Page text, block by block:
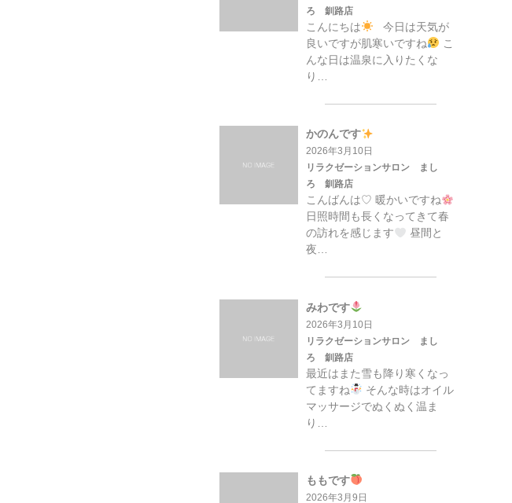
ろ 釧路店
こんにちは
今日は天気が
良いですが肌寒いですね
こ
んな日は温泉に入りたくな
り…
かのんです
2026年3月10日
リラクゼーションサロン まし
ろ 釧路店
こんばんは♡ 暖かいですね
日照時間も長くなってきて春
の訪れを感じます
昼間と
夜…
みわです
2026年3月10日
リラクゼーションサロン まし
ろ 釧路店
最近はまた雪も降り寒くなっ
てますね
そんな時はオイル
マッサージでぬくぬく温ま
り…
ももです
2026年3月9日